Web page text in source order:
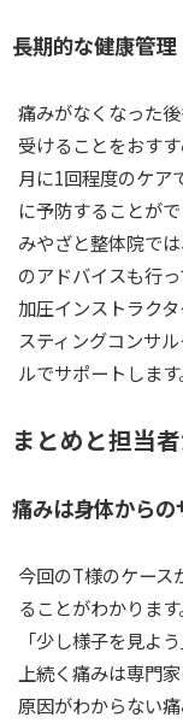
長期的な健康管理
痛みがなくなった
受けることをおすす
月に1回程度のケア
に予防することがで
みやざと整体院で
のアドバイスも行っ
加圧インストラク
スティングコンサ
ルでサポートします
まとめと担当
痛みは身体からの
今回のT様のケース
ることがわかります
「少し様子を見よ
上続く痛みは専門
原因がわからない